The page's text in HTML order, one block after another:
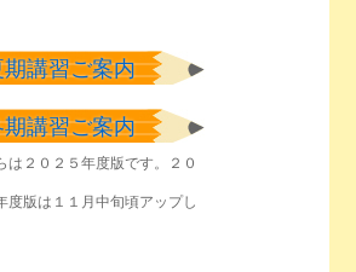
期講習ご案内
期講習ご案内
は２０２５年度版です。２０
度版は１１月中旬頃アップし